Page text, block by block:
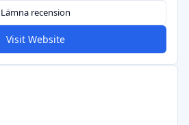
Lämna recension
Visit Website